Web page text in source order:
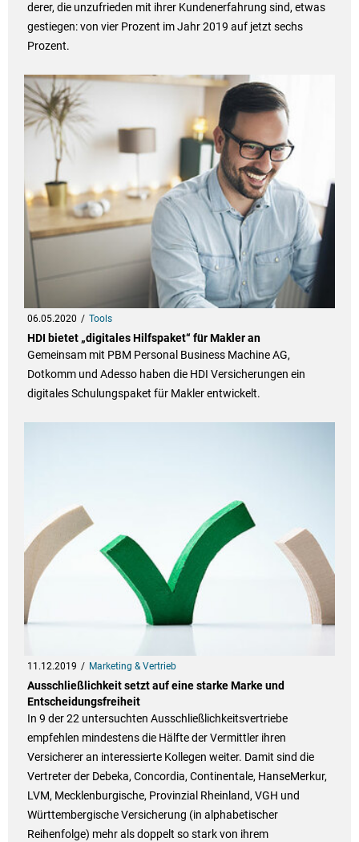
derer, die unzufrieden mit ihrer Kundenerfahrung sind, etwas
gestiegen: von vier Prozent im Jahr 2019 auf jetzt sechs
Prozent.
06.05.2020 Tools
HDI bietet „digitales Hilfspaket“ für Makler an
Gemeinsam mit PBM Personal Business Machine AG,
Dotkomm und Adesso haben die HDI Versicherungen ein
digitales Schulungspaket für Makler entwickelt.
11.12.2019 Marketing & Vertrieb
Ausschließlichkeit setzt auf eine starke Marke und
Entscheidungsfreiheit
In 9 der 22 untersuchten Ausschließlichkeitsvertriebe
empfehlen mindestens die Hälfte der Vermittler ihren
Versicherer an interessierte Kollegen weiter. Damit sind die
Vertreter der Debeka, Concordia, Continentale, HanseMerkur,
LVM, Mecklenburgische, Provinzial Rheinland, VGH und
Württembergische Versicherung (in alphabetischer
Reihenfolge) mehr als doppelt so stark von ihrem